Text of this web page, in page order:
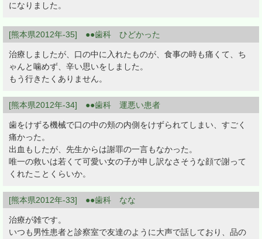
になりました。
[熊本県2012年-35] ●●歯科 ひどかった
治療しましたが、口の中に入れたものが、食事の時も痛くて、ち
ゃんと噛めず、辛い思いをしました。
もう行きたくありません。
[熊本県2012年-34] ●●歯科 運悪い患者
歯をけずる機械で口の中の頬の内側をけずられてしまい、すごく
痛かった。
出血もしたが、先生からは謝罪の一言もなかった。
唯一の救いは若くて可愛い女の子が申し訳なさそうな顔で謝って
くれたことくらいか。
[熊本県2012年-33] ●●歯科 なな
治療が雑です。
いつも男性患者と診察室で友達のように大声で話しており、品の